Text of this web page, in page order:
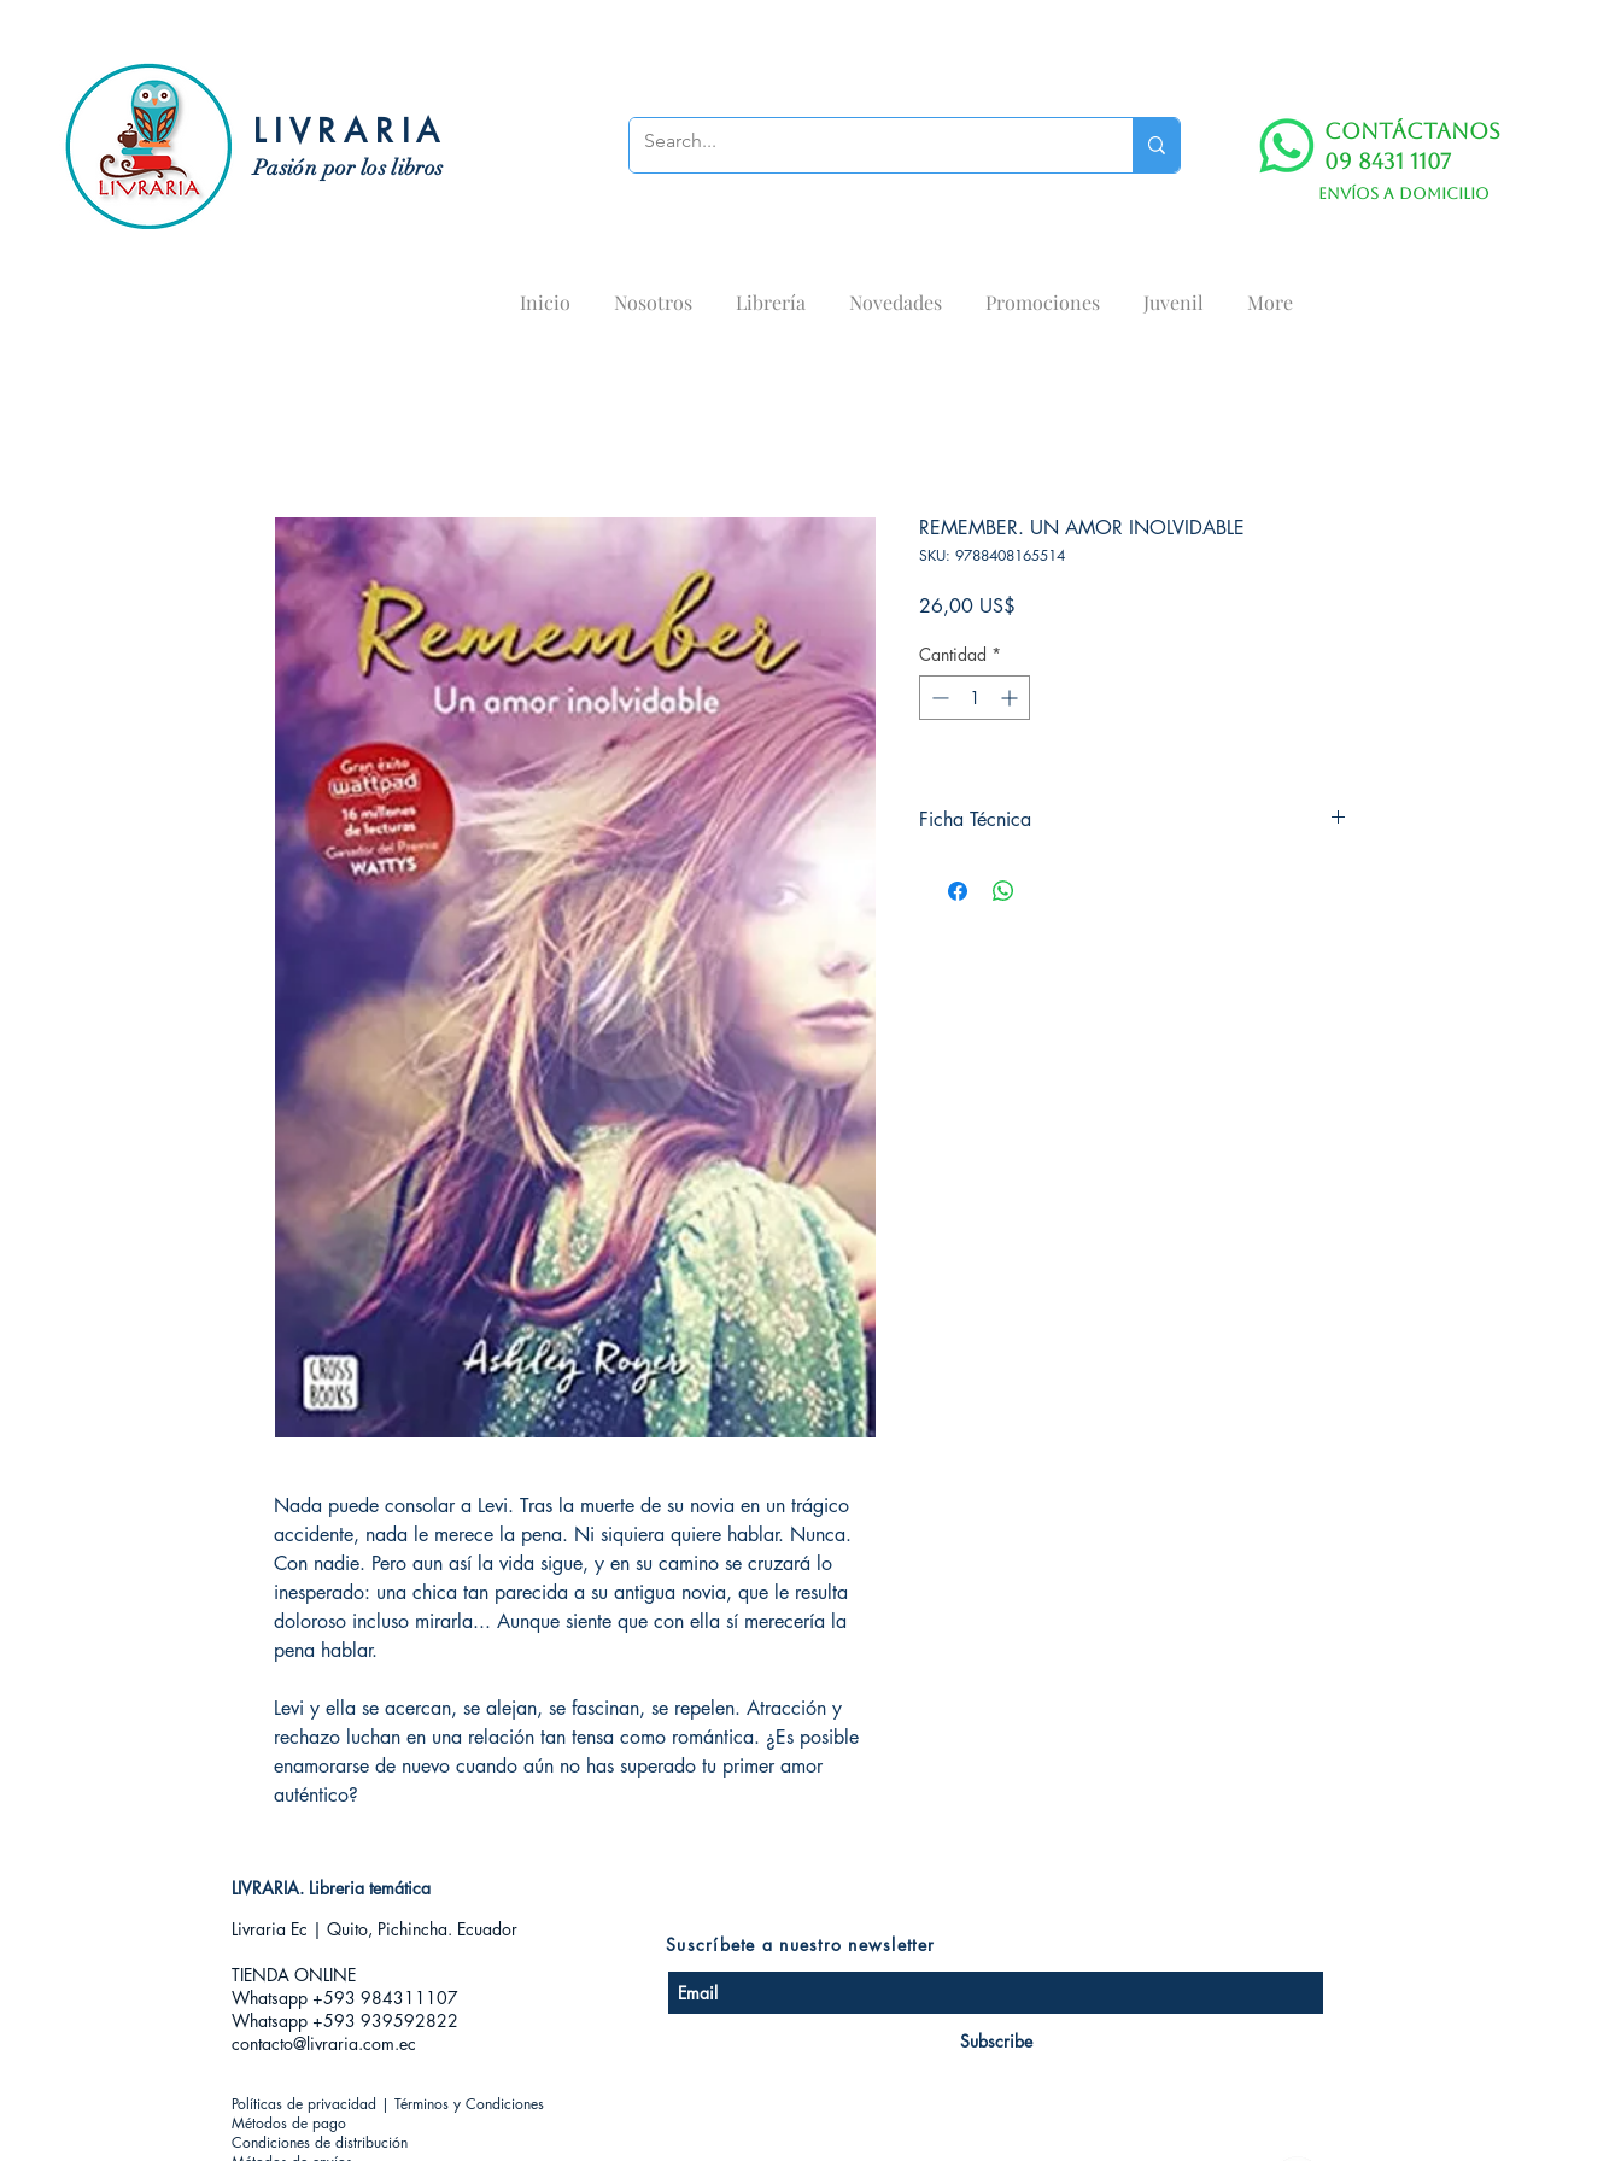
LIVRARIA
Pasión por los libros
Contáctanos
09 8431 1107
Envíos a domicilio
Inicio Nosotros Librería Novedades Promociones Juvenil More
Nada puede consolar a Levi. Tras la muerte de su novia en un trágico
accidente, nada le merece la pena. Ni siquiera quiere hablar. Nunca.
Con nadie. Pero aun así la vida sigue, y en su camino se cruzará lo
inesperado: una chica tan parecida a su antigua novia, que le resulta
doloroso incluso mirarla... Aunque siente que con ella sí merecería la
pena hablar.
Levi y ella se acercan, se alejan, se fascinan, se repelen. Atracción y
rechazo luchan en una relación tan tensa como romántica. ¿Es posible
enamorarse de nuevo cuando aún no has superado tu primer amor
auténtico?
REMEMBER. UN AMOR INOLVIDABLE
SKU: 9788408165514
26,00 US$
Cantidad *
Ficha Técnica
Editorial: Cross Books
LIVRARIA. Libreria temática
Livraria Ec | Quito, Pichincha. Ecuador
TIENDA ONLINE​
Whatsapp +593 984311107
Whatsapp +593 939592822
contacto@livraria.com.ec
Políticas de privacidad | Términos y Condiciones
Métodos de pago
Condiciones de distribución
Subscribe
Suscríbete a nuestro newsletter